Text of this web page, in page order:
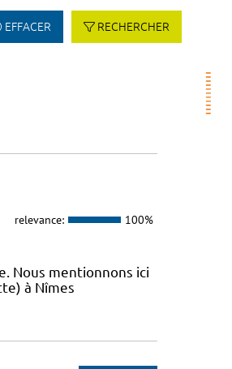
EFFACER RECHERCHER
relevance: 100%
Nous mentionnons ici
à Nîmes